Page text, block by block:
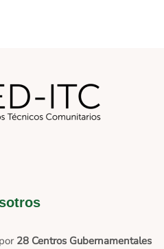
28 Centros Gubernamentales